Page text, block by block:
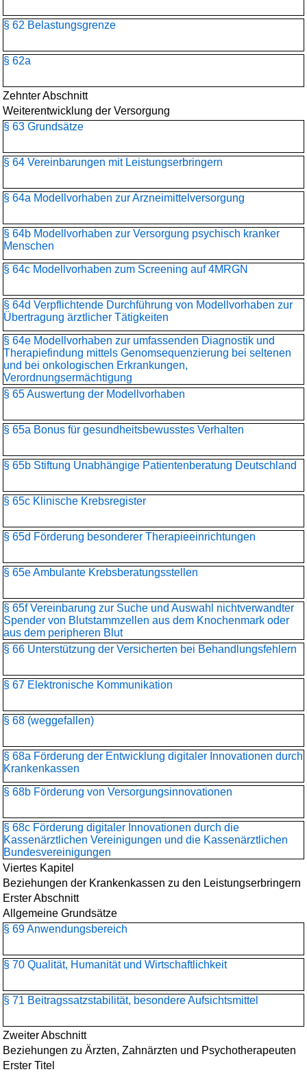
§ 62 Belastungsgrenze
§ 62a
Zehnter Abschnitt
Weiterentwicklung der Versorgung
§ 63 Grundsätze
§ 64 Vereinbarungen mit Leistungserbringern
§ 64a Modellvorhaben zur Arzneimittelversorgung
§ 64b Modellvorhaben zur Versorgung psychisch kranker
Menschen
§ 64c Modellvorhaben zum Screening auf 4MRGN
§ 64d Verpflichtende Durchführung von Modellvorhaben zur
Übertragung ärztlicher Tätigkeiten
§ 64e Modellvorhaben zur umfassenden Diagnostik und
Therapiefindung mittels Genomsequenzierung bei seltenen
und bei onkologischen Erkrankungen,
Verordnungsermächtigung
§ 65 Auswertung der Modellvorhaben
§ 65a Bonus für gesundheitsbewusstes Verhalten
§ 65b Stiftung Unabhängige Patientenberatung Deutschland
§ 65c Klinische Krebsregister
§ 65d Förderung besonderer Therapieeinrichtungen
§ 65e Ambulante Krebsberatungsstellen
§ 65f Vereinbarung zur Suche und Auswahl nichtverwandter
Spender von Blutstammzellen aus dem Knochenmark oder
aus dem peripheren Blut
§ 66 Unterstützung der Versicherten bei Behandlungsfehlern
§ 67 Elektronische Kommunikation
§ 68 (weggefallen)
§ 68a Förderung der Entwicklung digitaler Innovationen durch
Krankenkassen
§ 68b Förderung von Versorgungsinnovationen
§ 68c Förderung digitaler Innovationen durch die
Kassenärztlichen Vereinigungen und die Kassenärztlichen
Bundesvereinigungen
Viertes Kapitel
Beziehungen der Krankenkassen zu den Leistungserbringern
Erster Abschnitt
Allgemeine Grundsätze
§ 69 Anwendungsbereich
§ 70 Qualität, Humanität und Wirtschaftlichkeit
§ 71 Beitragssatzstabilität, besondere Aufsichtsmittel
Zweiter Abschnitt
Beziehungen zu Ärzten, Zahnärzten und Psychotherapeuten
Erster Titel